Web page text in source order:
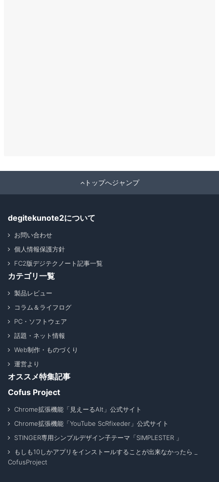
トップへジャンプ
degitekunote2について
お問い合わせ
個人情報保護方針
FC2版デジテクノート記事一覧
カテゴリ一覧
製品レビュー
コラム＆ライフログ
PC・ソフトウェア
話題・ネット情報
Web制作・ものづくり
運営より
オススメ特集記事
Cofus Project
Chrome拡張機能「見えーるAlt」公式サイト
Chrome拡張機能「YouTube ScRfixeder」公式サイト
STINGER専用シンプルデザイン子テーマ「SIMPLESTER 」
もしも10しかアプリをインストールすることが出来なかったら _
CofusProject